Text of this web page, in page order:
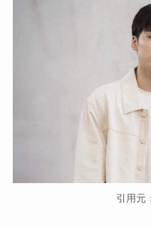
引用元